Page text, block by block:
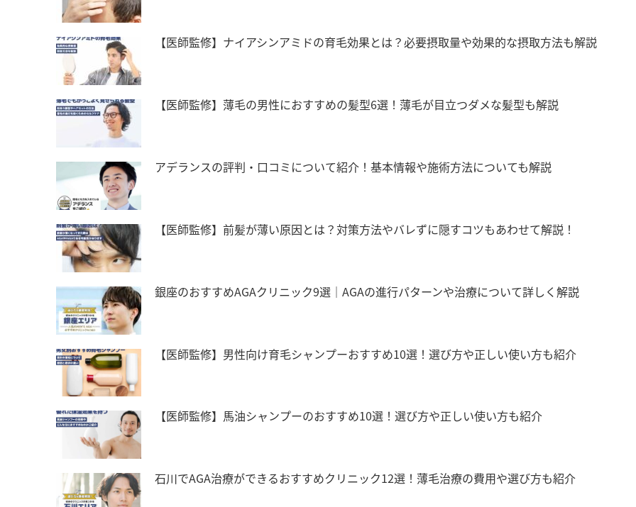
【医師監修】ナイアシンアミドの育毛効果とは？必要摂取量や効果的な摂取方法も解説
【医師監修】薄毛の男性におすすめの髪型6選！薄毛が目立つダメな髪型も解説
アデランスの評判・口コミについて紹介！基本情報や施術方法についても解説
【医師監修】前髪が薄い原因とは？対策方法やバレずに隠すコツもあわせて解説！
銀座のおすすめAGAクリニック9選｜AGAの進行パターンや治療について詳しく解説
【医師監修】男性向け育毛シャンプーおすすめ10選！選び方や正しい使い方も紹介
【医師監修】馬油シャンプーのおすすめ10選！選び方や正しい使い方も紹介
石川でAGA治療ができるおすすめクリニック12選！薄毛治療の費用や選び方も紹介